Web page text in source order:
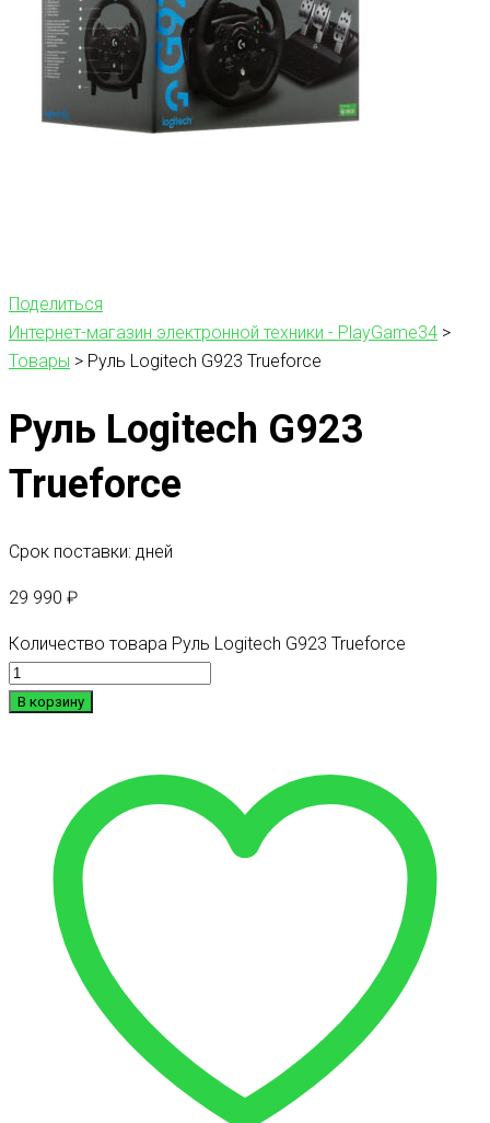
Поделиться
Интернет-магазин электронной техники - PlayGame34 >
Товары > Руль Logitech G923 Trueforce
Руль Logitech G923
Trueforce
Срок поставки: дней
29 990 ₽
Количество товара Руль Logitech G923 Trueforce
В корзину